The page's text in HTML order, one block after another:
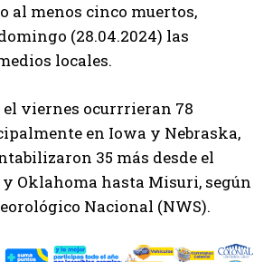
al menos cinco muertos,
(28.04.2024) las
locales.
el viernes ocurrrieran 78
en Iowa y Nebraska,
35 más desde el
Oklahoma hasta Misuri, según
Nacional (NWS).